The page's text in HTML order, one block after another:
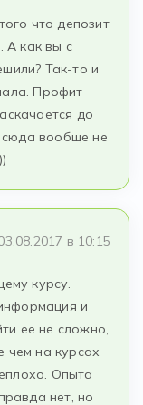
что депозит
А как вы с
Так-то и
Профит
до
сюда вообще не
в 10:15
курсу.
и
ее не сложно,
чем на курсах
Опыта
нет, но